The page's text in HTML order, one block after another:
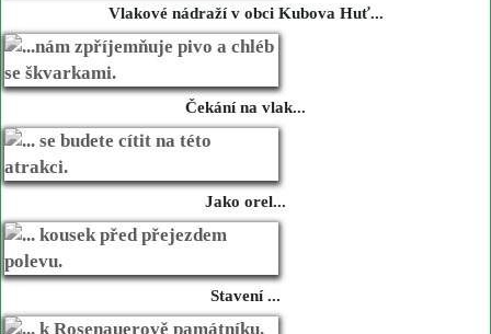
Vlakové nádraží v obci Kubova Huť...
Čekání na vlak...
Jako orel...
Stavení ...